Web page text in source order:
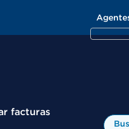
facturas